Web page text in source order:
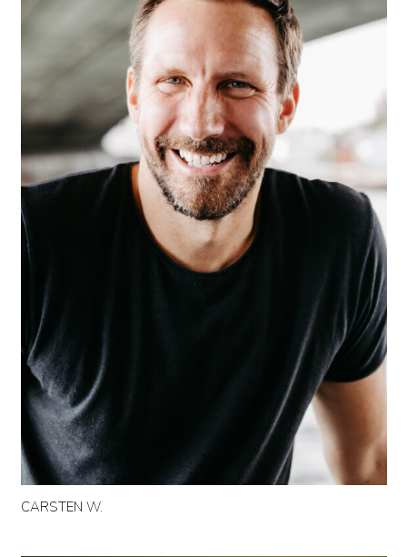
CARSTEN W.